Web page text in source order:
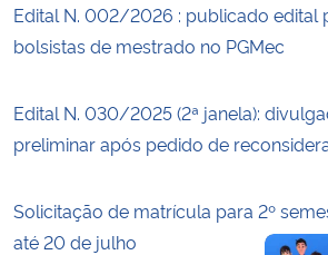
Secretaria de Governo
Gabinete de Segurança Institucional
Banco Central do Brasil
Edital N. 002/2026 : publicado edital
bolsistas de mestrado no PGMec
Edital N. 030/2025 (2ª janela):
preliminar após pedido de
Solicitação de matrícula para 2º
até 20 de julho